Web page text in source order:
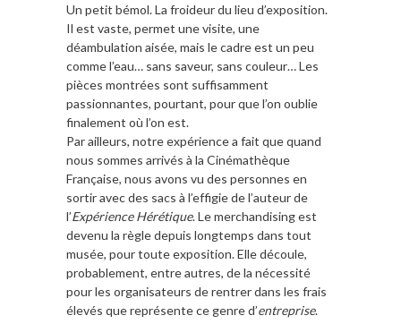
Un petit bémol. La froideur du lieu d’exposition.
Il est vaste, permet une visite, une
déambulation aisée, mais le cadre est un peu
comme l’eau… sans saveur, sans couleur… Les
pièces montrées sont suffisamment
passionnantes, pourtant, pour que l’on oublie
finalement où l’on est.
Par ailleurs, notre expérience a fait que quand
nous sommes arrivés à la Cinémathèque
Française, nous avons vu des personnes en
sortir avec des sacs à l’effigie de l’auteur de
l’Expérience Hérétique. Le merchandising est
devenu la règle depuis longtemps dans tout
musée, pour toute exposition. Elle découle,
probablement, entre autres, de la nécessité
pour les organisateurs de rentrer dans les frais
élevés que représente ce genre d’entreprise.